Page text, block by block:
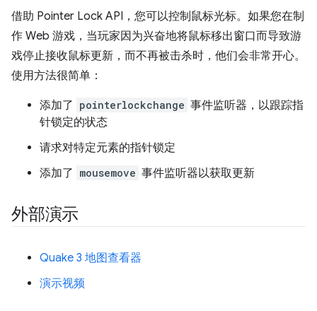
借助 Pointer Lock API，您可以控制鼠标光标。如果您在制
作 Web 游戏，当玩家因为兴奋地将鼠标移出窗口而导致游
戏停止接收鼠标更新，而不再被击杀时，他们会非常开心。
使用方法很简单：
添加了 pointerlockchange 事件监听器，以跟踪指
针锁定的状态
请求对特定元素的指针锁定
添加了 mousemove 事件监听器以获取更新
外部演示
Quake 3 地图查看器
演示视频